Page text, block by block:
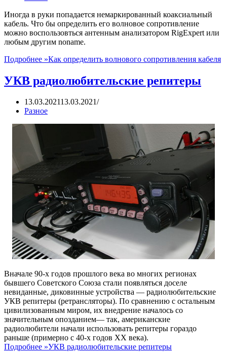
Иногда в руки попадается немаркированный коаксиальный
кабель. Что бы определить его волновое сопротивление
можно воспользовться антенным анализатором RigExpert или
любым другим noname.
Подробнее »Как определить волнового сопротивления кабеля
УКВ радиолюбительские репитеры
13.03.202113.03.2021
Разное
Вначале 90-х годов прошлого века во многих регионах
бывшего Советского Союза стали появляться доселе
невиданные, диковинные устройства — радиолюбительские
УКВ репитеры (ретрансляторы). По сравнению с остальным
цивилизованным миром, их внедрение началось со
значительным опозданием— так, американские
радиолюбители начали использовать репитеры гораздо
раньше (примерно с 40-х годов XX века).
Подробнее »УКВ радиолюбительские репитеры